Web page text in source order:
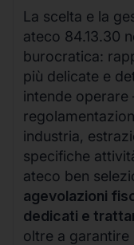
La scelta e la
ateco 84.13.30
burocratica:
più delicate e
intende operare
industria,
specifiche
ateco ben
agevolazioni
dedicati e
oltre a garantire